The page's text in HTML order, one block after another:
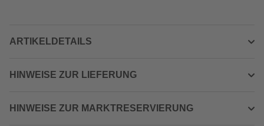
ARTIKELDETAILS
HINWEISE ZUR LIEFERUNG
HINWEISE ZUR MARKTRESERVIERUNG